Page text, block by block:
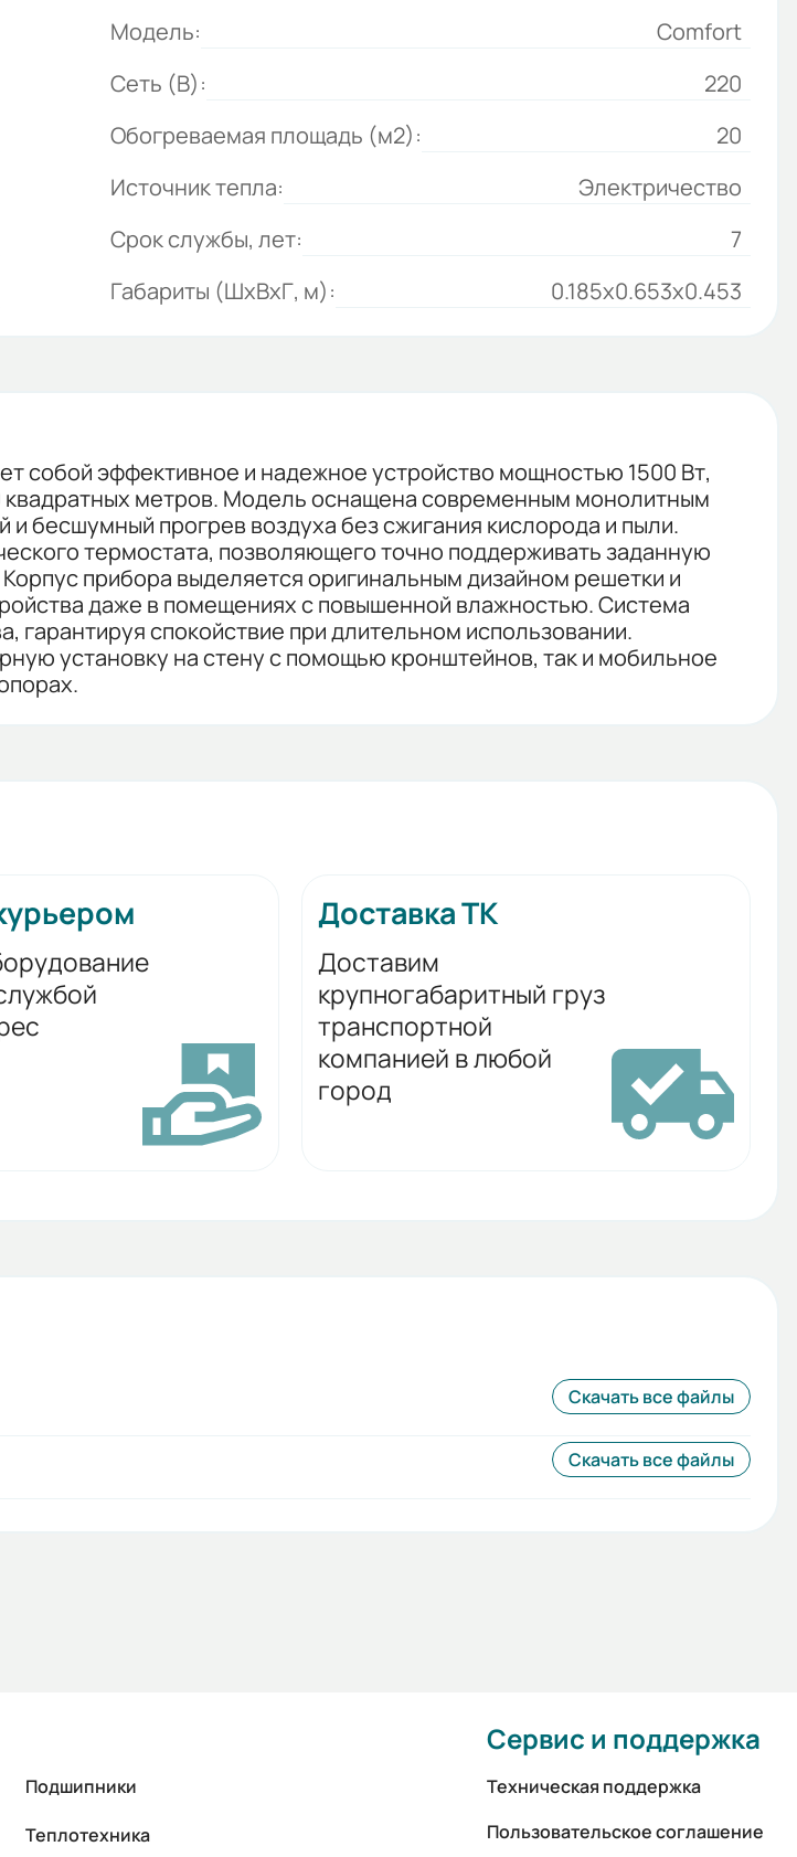
Модель:
Comfort
Сеть (В):
220
Обогреваемая площадь (м2):
20
Источник тепла:
Электричество
Срок службы, лет:
7
Габариты (ШхВхГ, м): 0.185x0.653x0.453
собой эффективное и надежное устройство мощностью 1500 Вт,
метров. Модель оснащена современным монолитным
бесшумный прогрев воздуха без сжигания кислорода и пыли.
термостата, позволяющего точно поддерживать заданную
прибора выделяется оригинальным дизайном решетки и
даже в помещениях с повышенной влажностью. Система
гарантируя спокойствие при длительном использовании.
установку на стену с помощью кронштейнов, так и мобильное
Доставка ТК
Доставим
крупногабаритный груз
транспортной
компанией в любой
город
Скачать все файлы
Скачать все файлы
Подшипники
Теплотехника
Сервис и поддержка
Техническая поддержка
Пользовательское соглашение